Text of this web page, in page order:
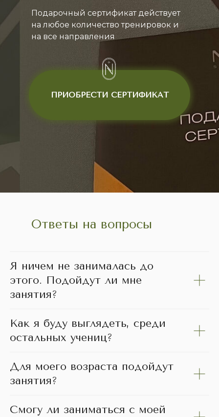
Подарочный сертификат действует
на любое количество тренировок и
на все направления
ПРИОБРЕСТИ СЕРТИФИКАТ
Ответы на вопросы
Я ничем не занималась до
этого. Подойдут ли мне
занятия?
Как я буду выглядеть, среди
остальных учениц?
Для моего возраста подойдут
занятия?
Смогу ли заниматься с моей